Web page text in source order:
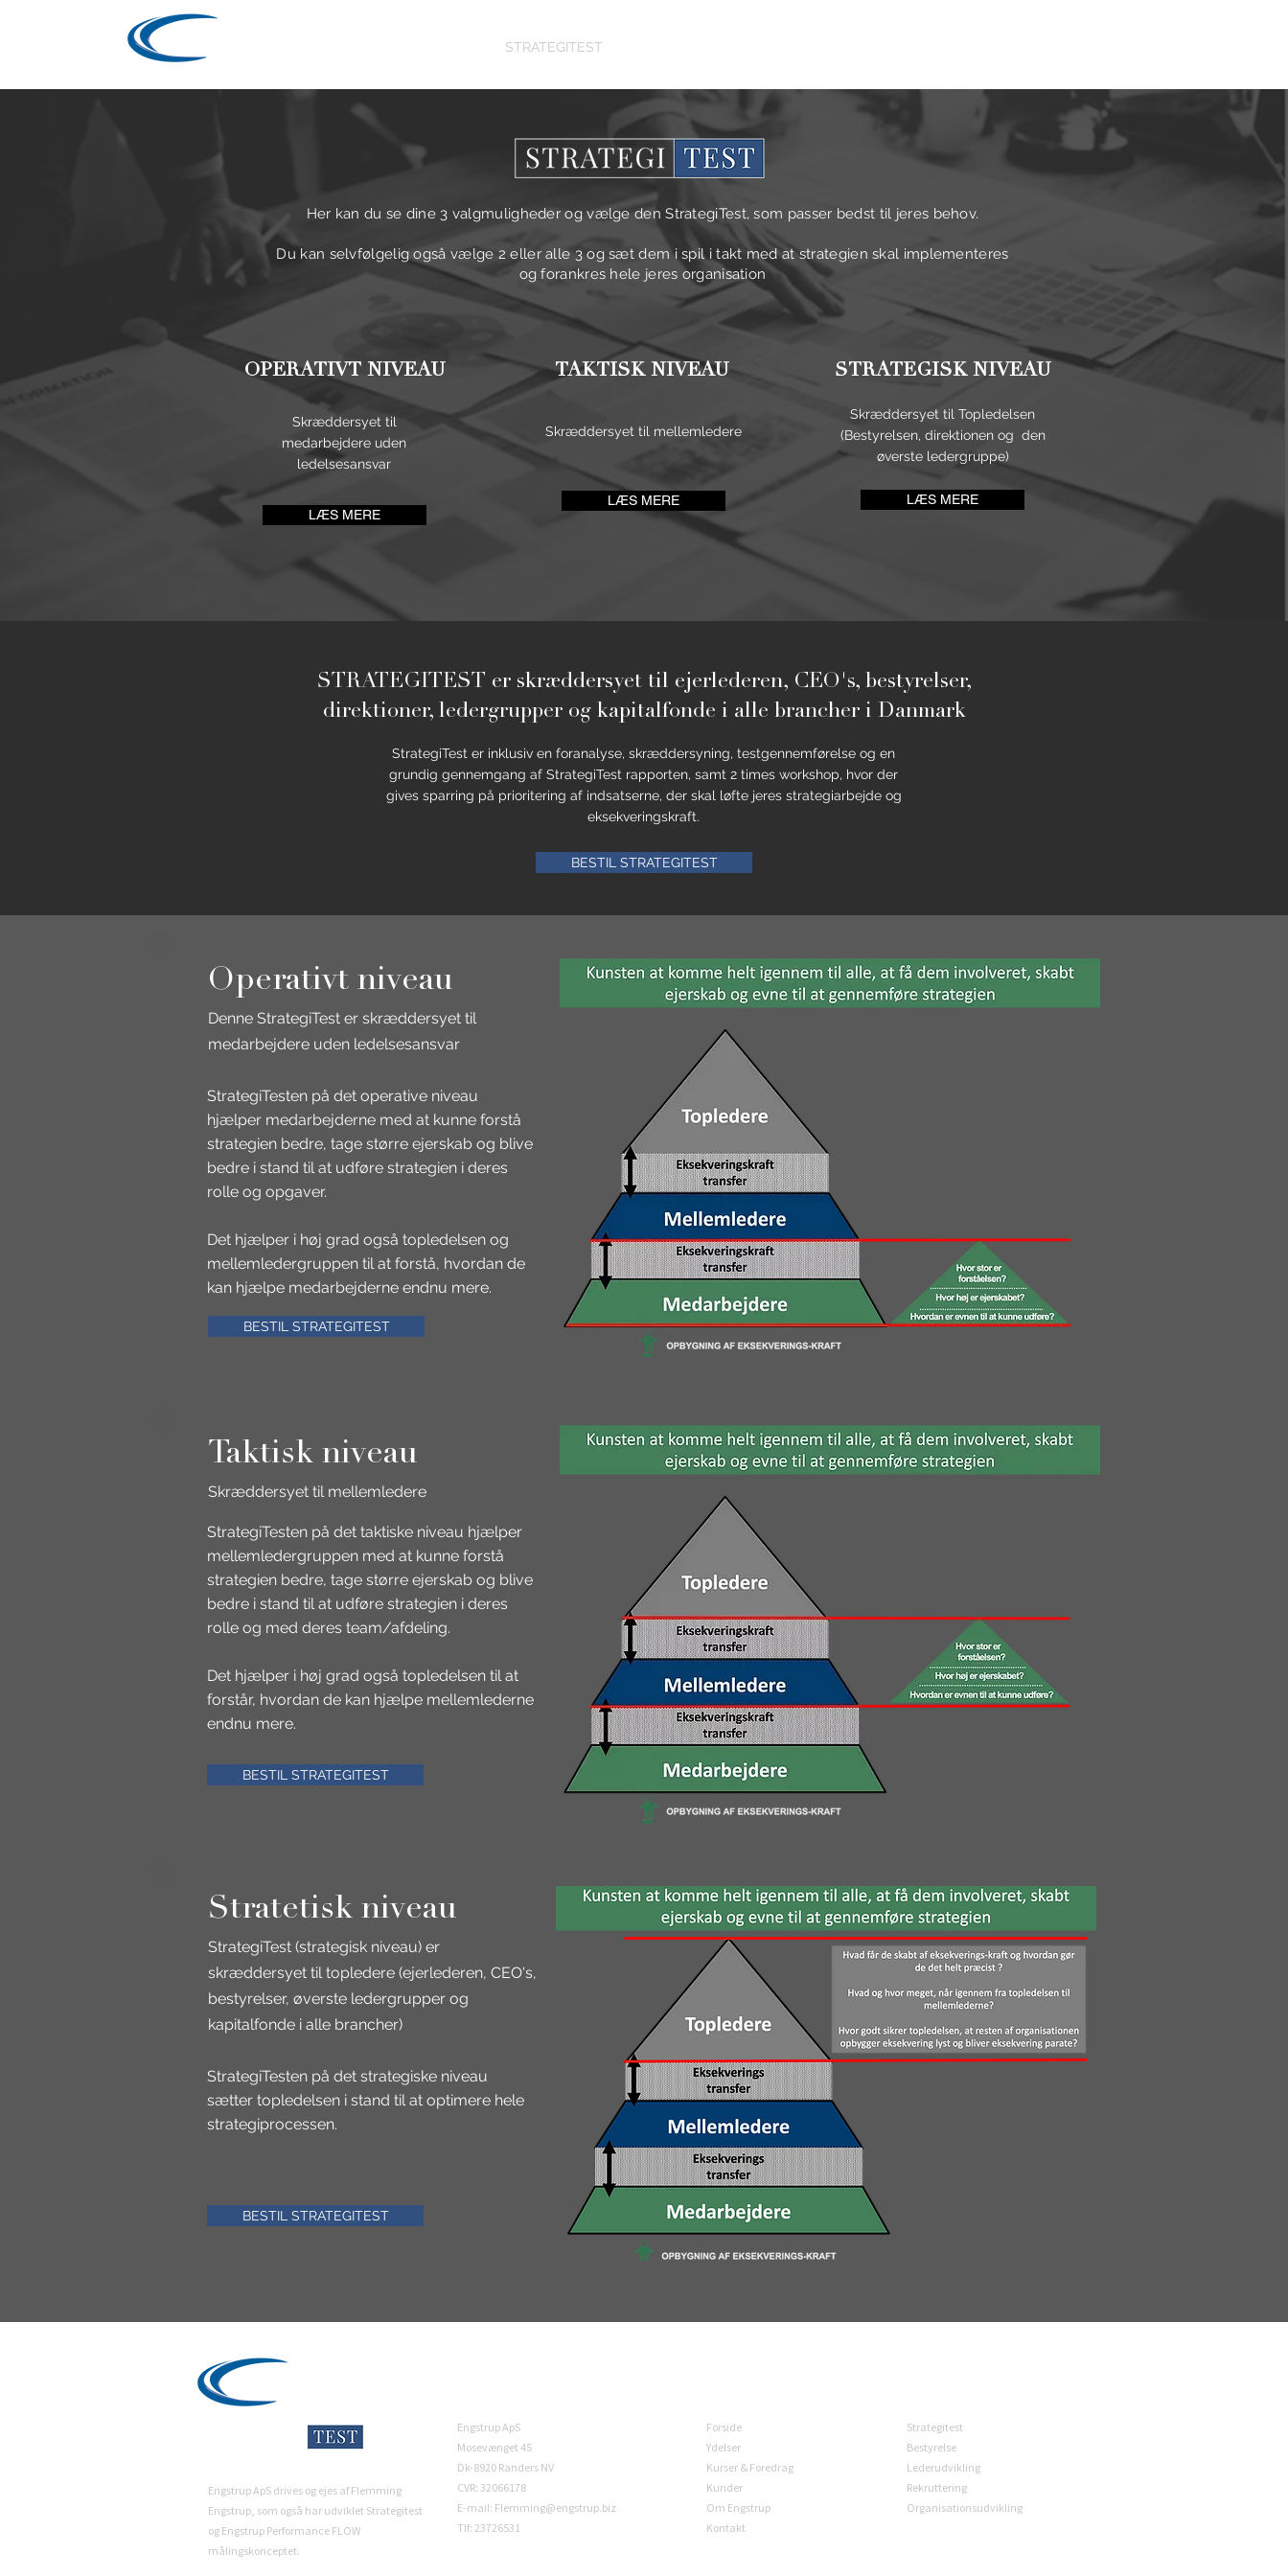
STRATEGITEST
Her kan du se dine 3 valgmuligheder og vælge den StrategiTest, som passer bedst til jeres behov.
Du kan selvfølgelig også vælge 2 eller alle 3 og sæt dem i spil i takt med at strategien skal implementeres
og forankres hele jeres organisation
OPERATIVT NIVEAU
Skræddersyet til
medarbejdere uden
ledelsesansvar
LÆS MERE
TAKTISK NIVEAU
Skræddersyet til mellemledere
LÆS MERE
STRATEGISK NIVEAU
Skræddersyet til Topledelsen
(Bestyrelsen, direktionen og den
øverste ledergruppe)
LÆS MERE
STRATEGITEST er skræddersyet til ejerlederen, CEO's, bestyrelser,
direktioner, ledergrupper og kapitalfonde i alle brancher i Danmark
StrategiTest er inklusiv en foranalyse, skræddersyning, testgennemførelse og en
grundig gennemgang af StrategiTest rapporten, samt 2 times workshop, hvor der
gives sparring på prioritering af indsatserne, der skal løfte jeres strategiarbejde og
eksekveringskraft.
BESTIL STRATEGITEST
Operativt niveau
Denne StrategiTest er skræddersyet til
medarbejdere uden ledelsesansvar
StrategiTesten på det operative niveau
hjælper medarbejderne med at kunne forstå
strategien bedre, tage større ejerskab og blive
bedre i stand til at udføre strategien i deres
rolle og opgaver.
Det hjælper i høj grad også topledelsen og
mellemledergruppen til at forstå, hvordan de
kan hjælpe medarbejderne endnu mere.
BESTIL STRATEGITEST
Taktisk niveau
Skræddersyet til mellemledere
StrategiTesten på det taktiske niveau hjælper
mellemledergruppen med at kunne forstå
strategien bedre, tage større ejerskab og blive
bedre i stand til at udføre strategien i deres
rolle og med deres team/afdeling.
Det hjælper i høj grad også topledelsen til at
forstår, hvordan de kan hjælpe mellemlederne
endnu mere.
BESTIL STRATEGITEST
Stratetisk niveau
StrategiTest (strategisk niveau) er
skræddersyet til topledere (ejerlederen, CEO's,
bestyrelser, øverste ledergrupper og
kapitalfonde i alle brancher)
StrategiTesten på det strategiske niveau
sætter topledelsen i stand til at optimere hele
strategiprocessen.
BESTIL STRATEGITEST
Engstrup ApS drives og ejes af Flemming
Engstrup, som også har udviklet Strategitest
og Engstrup Performance FLOW
målingskonceptet.
Engstrup ApS
Mosevænget 45
Dk-8920 Randers NV
CVR: 32066178
E-mail: Flemming@engstrup.biz
Tlf: 23726531
Forside
Ydelser
Kurser & Foredrag
Kunder
Om Engstrup
Kontakt
Strategitest
Bestyrelse
Lederudvikling
Rekruttering
Organisationsudvikling